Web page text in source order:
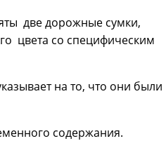
две дорожные сумки,
цвета со специфическим
на то, что они были
содержания.